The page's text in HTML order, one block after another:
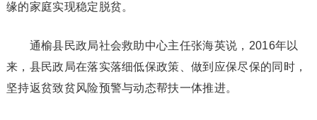
缘的家庭实现稳定脱贫。
通榆县民政局社会救助中心主任张海英说，2016年以
来，县民政局在落实落细低保政策、做到应保尽保的同时，
坚持返贫致贫风险预警与动态帮扶一体推进。